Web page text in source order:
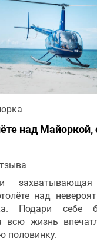
над
и
над
Подари себе
всю жизнь
половинку.